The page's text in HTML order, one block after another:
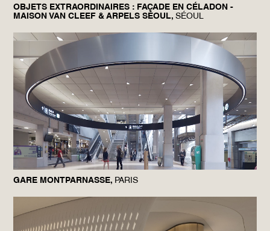
OBJETS EXTRAORDINAIRES : FAÇADE EN CÉLADON -
MAISON VAN CLEEF & ARPELS SÉOUL,SÉOUL
GARE MONTPARNASSE, PARIS